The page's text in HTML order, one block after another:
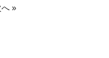
へ »